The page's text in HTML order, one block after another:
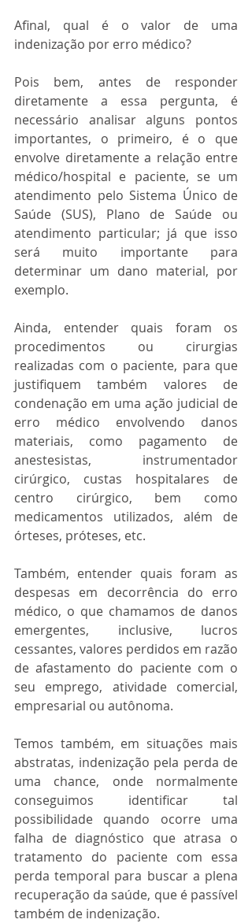
Afinal, qual é o valor de uma
indenização por erro médico?
Pois bem, antes de responder
diretamente a essa pergunta, é
necessário analisar alguns pontos
importantes, o primeiro, é o que
envolve diretamente a relação entre
médico/hospital e paciente, se um
atendimento pelo Sistema Único de
Saúde (SUS), Plano de Saúde ou
atendimento particular; já que isso
será muito importante para
determinar um dano material, por
exemplo.
Ainda, entender quais foram os
procedimentos ou cirurgias
realizadas com o paciente, para que
justifiquem também valores de
condenação em uma ação judicial de
erro médico envolvendo danos
materiais, como pagamento de
anestesistas, instrumentador
cirúrgico, custas hospitalares de
centro cirúrgico, bem como
medicamentos utilizados, além de
órteses, próteses, etc.
Também, entender quais foram as
despesas em decorrência do erro
médico, o que chamamos de danos
emergentes, inclusive, lucros
cessantes, valores perdidos em razão
de afastamento do paciente com o
seu emprego, atividade comercial,
empresarial ou autônoma.
Temos também, em situações mais
abstratas, indenização pela perda de
uma chance, onde normalmente
conseguimos identificar tal
possibilidade quando ocorre uma
falha de diagnóstico que atrasa o
tratamento do paciente com essa
perda temporal para buscar a plena
recuperação da saúde, que é passível
também de indenização.